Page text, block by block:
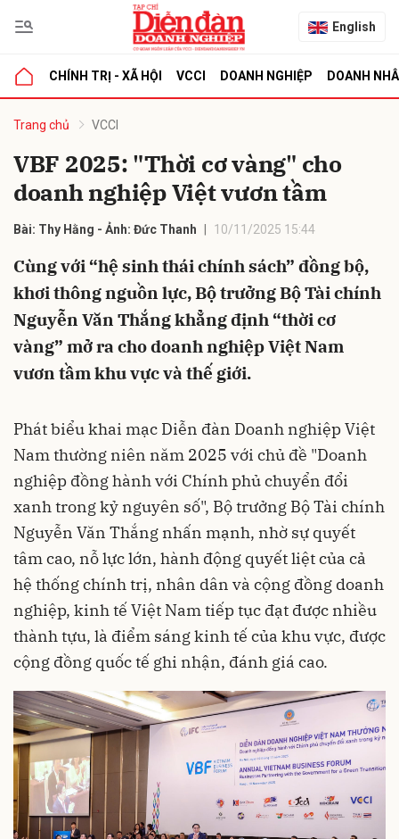
English
CHÍNH TRỊ - XÃ HỘI VCCI DOANH NGHIỆP DOANH
Trang chủ VCCI
VBF 2025: "Thời cơ vàng" cho
doanh nghiệp Việt vươn tầm
Bài: Thy Hằng - Ảnh: Đức Thanh 10/11/2025 15:44
Cùng với “hệ sinh thái chính sách” đồng bộ,
khơi thông nguồn lực, Bộ trưởng Bộ Tài chính
Nguyễn Văn Thắng khẳng định “thời cơ
vàng” mở ra cho doanh nghiệp Việt Nam
vươn tầm khu vực và thế giới.
Phát biểu khai mạc Diễn đàn Doanh nghiệp Việt
Nam thường niên năm 2025 với chủ đề "Doanh
nghiệp đồng hành với Chính phủ chuyển đổi
xanh trong kỷ nguyên số", Bộ trưởng Bộ Tài chính
Nguyễn Văn Thắng nhấn mạnh, nhờ sự quyết
tâm cao, nỗ lực lớn, hành động quyết liệt của cả
hệ thống chính trị, nhân dân và cộng đồng doanh
nghiệp, kinh tế Việt Nam tiếp tục đạt được nhiều
thành tựu, là điểm sáng kinh tế của khu vực, được
cộng đồng quốc tế ghi nhận, đánh giá cao.
luận
Hủy